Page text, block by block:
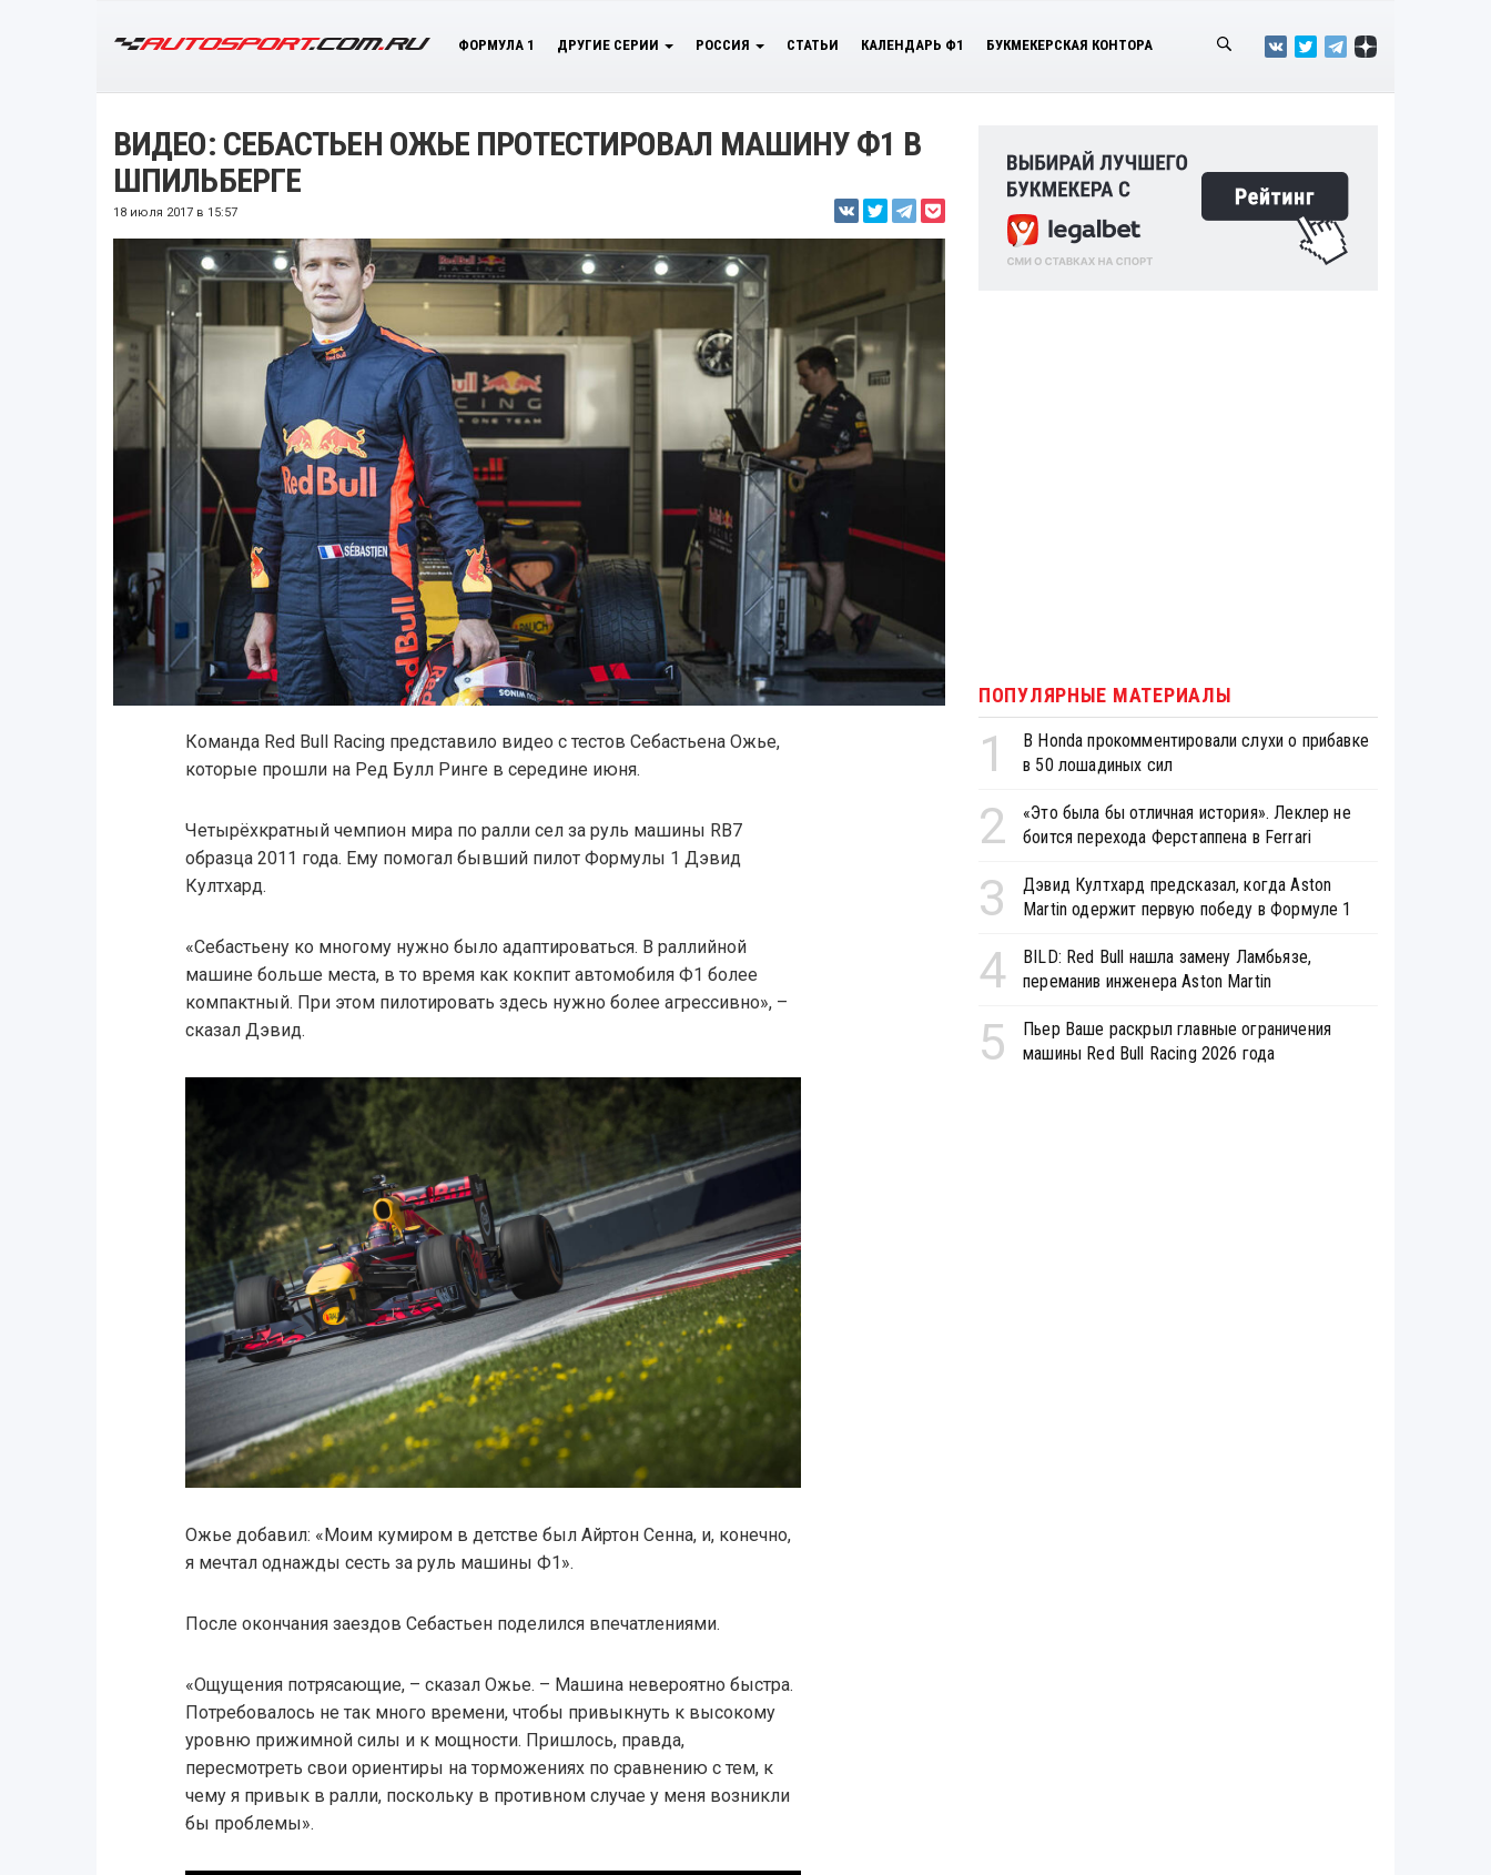
ФОРМУЛА 1 ДРУГИЕ СЕРИИ РОССИЯ СТАТЬИ КАЛЕНДАРЬ Ф1 БУКМЕКЕРСКАЯ КОНТОРА
ВИДЕО: СЕБАСТЬЕН ОЖЬЕ ПРОТЕСТИРОВАЛ МАШИНУ Ф1 В
ШПИЛЬБЕРГЕ
18 июля 2017 в 15:57
Команда Red Bull Racing представило видео с тестов Себастьена Ожье,
которые прошли на Ред Булл Ринге в середине июня.
Четырёхкратный чемпион мира по ралли сел за руль машины RB7
образца 2011 года. Ему помогал бывший пилот Формулы 1 Дэвид
Култхард.
«Себастьену ко многому нужно было адаптироваться. В раллийной
машине больше места, в то время как кокпит автомобиля Ф1 более
компактный. При этом пилотировать здесь нужно более агрессивно», –
сказал Дэвид.
Ожье добавил: «Моим кумиром в детстве был Айртон Сенна, и, конечно,
я мечтал однажды сесть за руль машины Ф1».
После окончания заездов Себастьен поделился впечатлениями.
«Ощущения потрясающие, – сказал Ожье. – Машина невероятно быстра.
Потребовалось не так много времени, чтобы привыкнуть к высокому
уровню прижимной силы и к мощности. Пришлось, правда,
пересмотреть свои ориентиры на торможениях по сравнению с тем, к
чему я привык в ралли, поскольку в противном случае у меня возникли
бы проблемы».
ПОПУЛЯРНЫЕ МАТЕРИАЛЫ
1
В Honda прокомментировали слухи о прибавке
в 50 лошадиных сил
2
«Это была бы отличная история». Леклер не
боится перехода Ферстаппена в Ferrari
3
Дэвид Култхард предсказал, когда Aston
Martin одержит первую победу в Формуле 1
4
BILD: Red Bull нашла замену Ламбьязе,
переманив инженера Aston Martin
5
Пьер Ваше раскрыл главные ограничения
машины Red Bull Racing 2026 года